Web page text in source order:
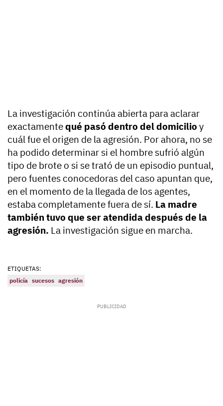
La investigación continúa abierta para aclarar
exactamentequé pasó dentro del domicilio y
cuál fue el origen de la agresión. Por ahora, no se
ha podido determinar si el hombre sufrió algún
tipo de brote o si se trató de un episodio puntual,
pero fuentes conocedoras del caso apuntan que,
en el momento de la llegada de los agentes,
estaba completamente fuera de sí. La madre
también tuvo que ser atendida después de la
agresión. La investigación sigue en marcha.
ETIQUETAS:
policía sucesos agresión